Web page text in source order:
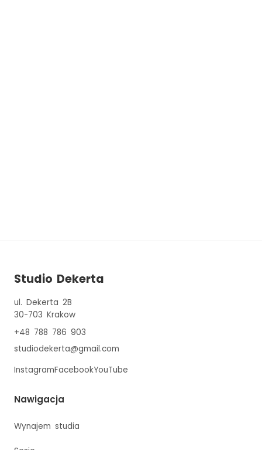
Studio Dekerta
ul. Dekerta 2B
30-703 Krakow
+48 788 786 903
studiodekerta@gmail.com
InstagramFacebookYouTube
Nawigacja
Wynajem studia